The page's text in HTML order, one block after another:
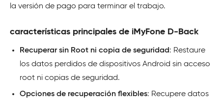
la versión de pago para terminar el trabajo.
características principales de iMyFone D-Back
Recuperar sin Root ni copia de seguridad: Restaure
los datos perdidos de dispositivos Android sin acceso
root ni copias de seguridad.
Opciones de recuperación flexibles: Recupere datos